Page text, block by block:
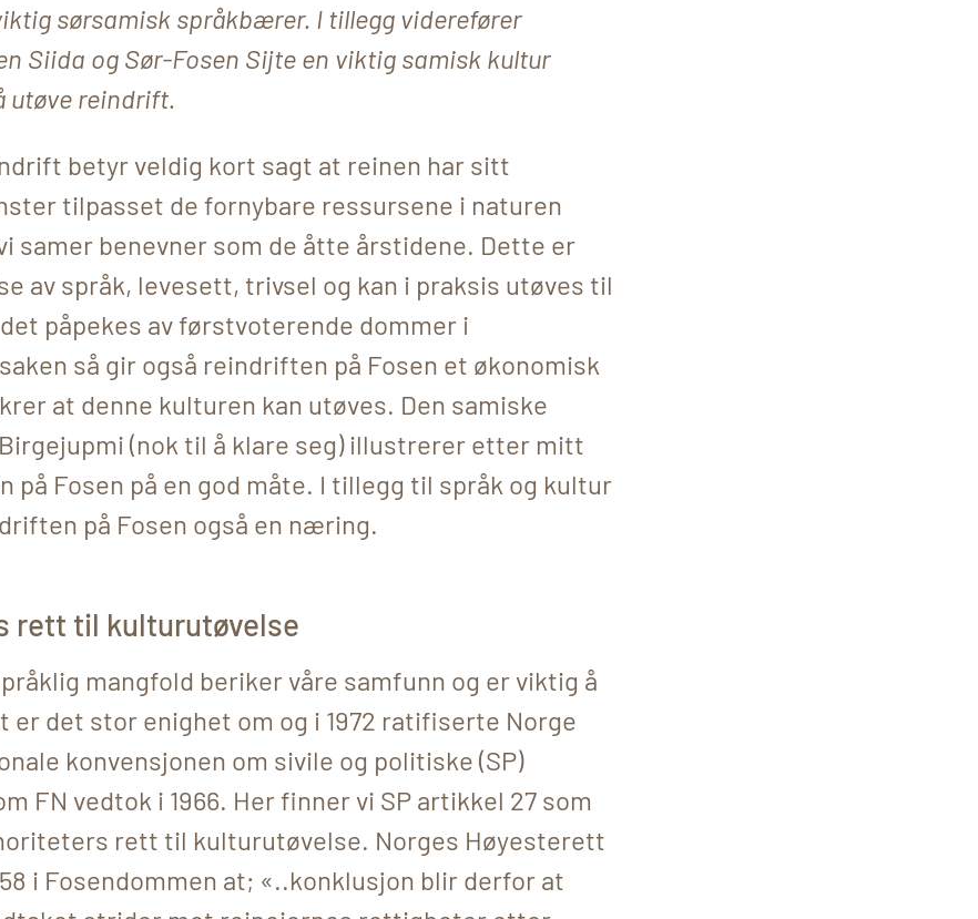
sørsamisk språkbærer. I tillegg viderefører
Siida og Sør-Fosen Sijte en viktig samisk kultur
utøve reindrift.
betyr veldig kort sagt at reinen har sitt
tilpasset de fornybare ressursene i naturen
samer benevner som de åtte årstidene. Dette er
av språk, levesett, trivsel og kan i praksis utøves til
påpekes av førstvoterende dommer i
så gir også reindriften på Fosen et økonomisk
at denne kulturen kan utøves. Den samiske
(nok til å klare seg) illustrerer etter mitt
på Fosen på en god måte. I tillegg til språk og kultur
på Fosen også en næring.
rett til kulturutøvelse
mangfold beriker våre samfunn og er viktig å
er det stor enighet om og i 1972 ratifiserte Norge
konvensjonen om sivile og politiske (SP)
FN vedtok i 1966. Her finner vi SP artikkel 27 som
rett til kulturutøvelse. Norges Høyesterett
i Fosendommen at; «..konklusjon blir derfor at